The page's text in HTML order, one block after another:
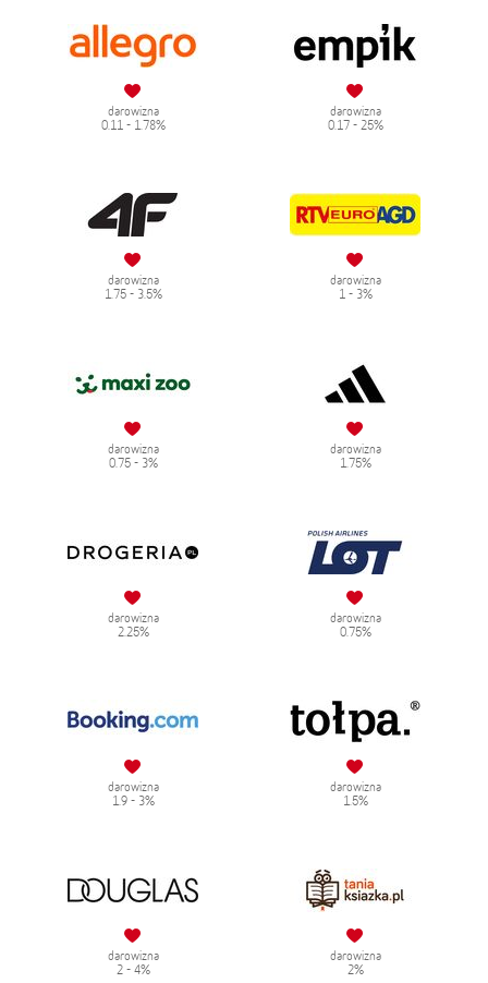
darowizna
0.11 - 1.78%
darowizna
0.17 - 25%
darowizna
1.75 - 3.5%
darowizna
1 - 3%
darowizna
0.75 - 3%
darowizna
1.75%
darowizna
2.25%
darowizna
0.75%
darowizna
1.9 - 3%
darowizna
1.5%
darowizna
2 - 4%
darowizna
2%